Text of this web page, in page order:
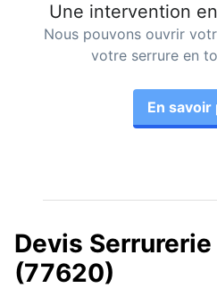
Une intervention
Nous pouvons ouvrir
votre serrure en
En savoir
Devis
(77620)